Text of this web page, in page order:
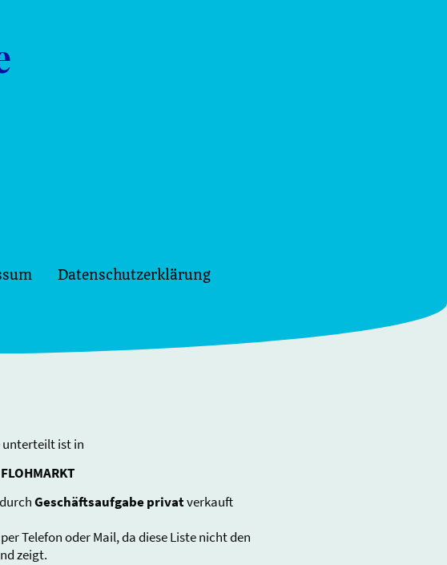
Datenschutzerklärung
unterteilt ist in
FLOHMARKT
Geschäftsaufgabe privatverkauft
Telefon oder Mail, da diese Liste nicht den
zeigt.